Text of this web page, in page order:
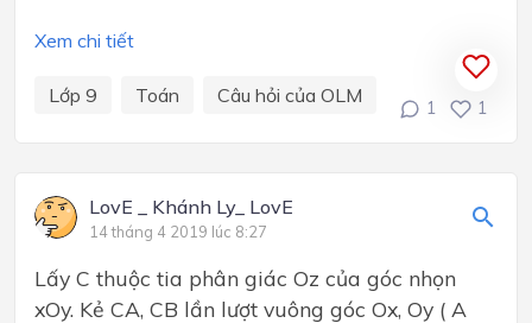
Xem chi tiết
Lớp 9 Toán Câu hỏi của OLM
1 1
LovE _ Khánh Ly_ LovE
14 tháng 4 2019 lúc 8:27
Lấy C thuộc tia phân giác Oz của góc nhọn
xOy. Kẻ CA, CB lần lượt vuông góc Ox, Oy ( A